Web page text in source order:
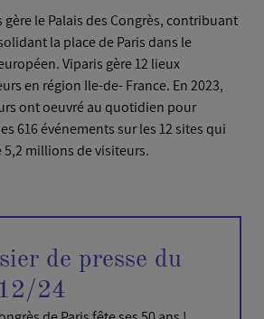
gère le Palais des Congrès, contribuant
la place de Paris dans le
Viparis gère 12 lieux
en région Ile-de- France. En 2023,
ont oeuvré au quotidien pour
616 événements sur les 12 sites qui
millions de visiteurs.
de presse du
24